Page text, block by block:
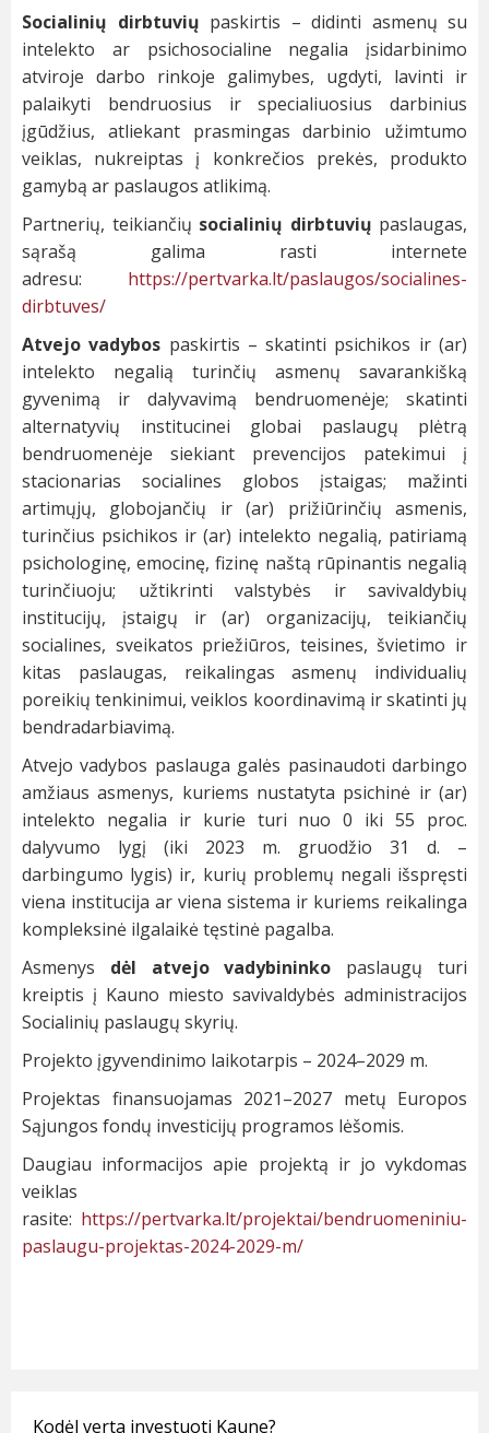
Socialinių dirbtuvių paskirtis – didinti asmenų su
intelekto ar psichosocialine negalia įsidarbinimo
atviroje darbo rinkoje galimybes, ugdyti, lavinti ir
palaikyti bendruosius ir specialiuosius darbinius
įgūdžius, atliekant prasmingas darbinio užimtumo
veiklas, nukreiptas į konkrečios prekės, produkto
gamybą ar paslaugos atlikimą.
Partnerių, teikiančių socialinių dirbtuvių paslaugas,
sąrašą galima rasti internete
adresu: https://pertvarka.lt/paslaugos/socialines-
dirbtuves/
Atvejo vadybos paskirtis – skatinti psichikos ir (ar)
intelekto negalią turinčių asmenų savarankišką
gyvenimą ir dalyvavimą bendruomenėje; skatinti
alternatyvių institucinei globai paslaugų plėtrą
bendruomenėje siekiant prevencijos patekimui į
stacionarias socialines globos įstaigas; mažinti
artimųjų, globojančių ir (ar) prižiūrinčių asmenis,
turinčius psichikos ir (ar) intelekto negalią, patiriamą
psichologinę, emocinę, fizinę naštą rūpinantis negalią
turinčiuoju; užtikrinti valstybės ir savivaldybių
institucijų, įstaigų ir (ar) organizacijų, teikiančių
socialines, sveikatos priežiūros, teisines, švietimo ir
kitas paslaugas, reikalingas asmenų individualių
poreikių tenkinimui, veiklos koordinavimą ir skatinti jų
bendradarbiavimą.
Atvejo vadybos paslauga galės pasinaudoti darbingo
amžiaus asmenys, kuriems nustatyta psichinė ir (ar)
intelekto negalia ir kurie turi nuo 0 iki 55 proc.
dalyvumo lygį (iki 2023 m. gruodžio 31 d. –
darbingumo lygis) ir, kurių problemų negali išspręsti
viena institucija ar viena sistema ir kuriems reikalinga
kompleksinė ilgalaikė tęstinė pagalba.
Asmenys dėl atvejo vadybininko paslaugų turi
kreiptis į Kauno miesto savivaldybės administracijos
Socialinių paslaugų skyrių.
Projekto įgyvendinimo laikotarpis – 2024–2029 m.
Projektas finansuojamas 2021–2027 metų Europos
Sąjungos fondų investicijų programos lėšomis.
Daugiau informacijos apie projektą ir jo vykdomas
veiklas
rasite: https://pertvarka.lt/projektai/bendruomeniniu-
paslaugu-projektas-2024-2029-m/
Kodėl verta investuoti Kaune?